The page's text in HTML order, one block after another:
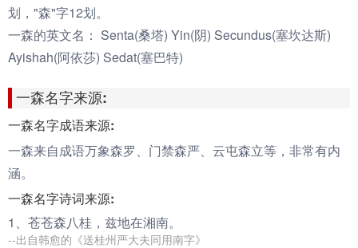
划，"森"字12划。
一森的英文名： Senta(桑塔) Yin(阴) Secundus(塞坎达斯)
Ayishah(阿依莎) Sedat(塞巴特)
一森名字来源:
一森名字成语来源:
一森来自成语万象森罗、门禁森严、云屯森立等，非常有内
涵。
一森名字诗词来源:
1、苍苍森八桂，兹地在湘南。
--出自韩愈的《送桂州严大夫同用南字》